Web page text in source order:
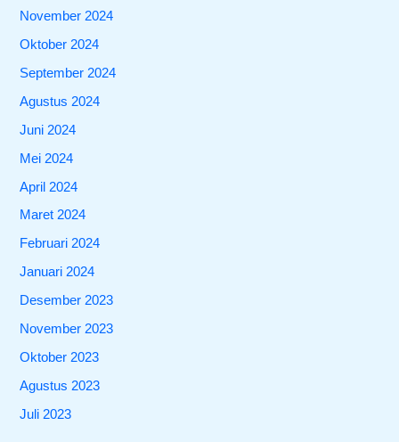
November 2024
Oktober 2024
September 2024
Agustus 2024
Juni 2024
Mei 2024
April 2024
Maret 2024
Februari 2024
Januari 2024
Desember 2023
November 2023
Oktober 2023
Agustus 2023
Juli 2023